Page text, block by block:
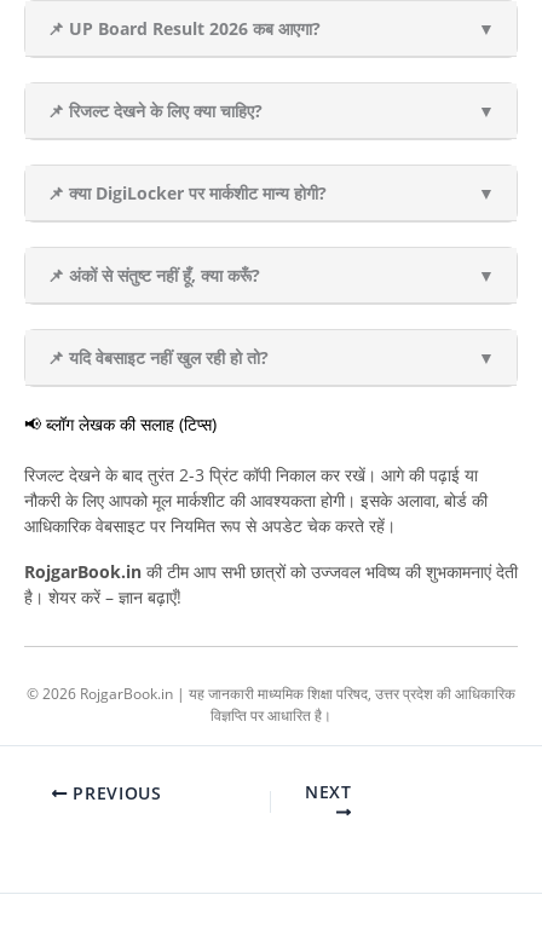
📌 UP Board Result 2026 कब आएगा? ▼
📌 रिजल्ट देखने के लिए क्या चाहिए? ▼
📌 क्या DigiLocker पर मार्कशीट मान्य होगी? ▼
📌 अंकों से संतुष्ट नहीं हूँ, क्या करूँ? ▼
📌 यदि वेबसाइट नहीं खुल रही हो तो? ▼
📢 ब्लॉग लेखक की सलाह (टिप्स)
रिजल्ट देखने के बाद तुरंत 2-3 प्रिंट कॉपी निकाल कर रखें। आगे की पढ़ाई या
नौकरी के लिए आपको मूल मार्कशीट की आवश्यकता होगी। इसके अलावा, बोर्ड की
आधिकारिक वेबसाइट पर नियमित रूप से अपडेट चेक करते रहें।
RojgarBook.in की टीम आप सभी छात्रों को उज्जवल भविष्य की शुभकामनाएं देती
है। शेयर करें – ज्ञान बढ़ाएँ!
© 2026 RojgarBook.in | यह जानकारी माध्यमिक शिक्षा परिषद, उत्तर प्रदेश की आधिकारिक
विज्ञप्ति पर आधारित है।
PREVIOUS NEXT